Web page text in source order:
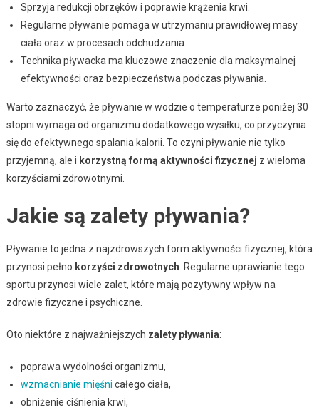
Sprzyja redukcji obrzęków i poprawie krążenia krwi.
Regularne pływanie pomaga w utrzymaniu prawidłowej masy
ciała oraz w procesach odchudzania.
Technika pływacka ma kluczowe znaczenie dla maksymalnej
efektywności oraz bezpieczeństwa podczas pływania.
Warto zaznaczyć, że pływanie w wodzie o temperaturze poniżej 30
stopni wymaga od organizmu dodatkowego wysiłku, co przyczynia
się do efektywnego spalania kalorii. To czyni pływanie nie tylko
przyjemną, ale i korzystną formą aktywności fizycznej z wieloma
korzyściami zdrowotnymi.
Jakie są zalety pływania?
Pływanie to jedna z najzdrowszych form aktywności fizycznej, która
przynosi pełno korzyści zdrowotnych . Regularne uprawianie tego
sportu przynosi wiele zalet, które mają pozytywny wpływ na
zdrowie fizyczne i psychiczne.
Oto niektóre z najważniejszych zalety pływania:
poprawa wydolności organizmu,
wzmacnianie mięśni całego ciała,
obniżenie ciśnienia krwi,